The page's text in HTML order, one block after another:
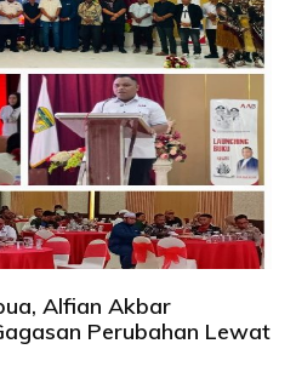
Alfian Akbar
Perubahan Lewat